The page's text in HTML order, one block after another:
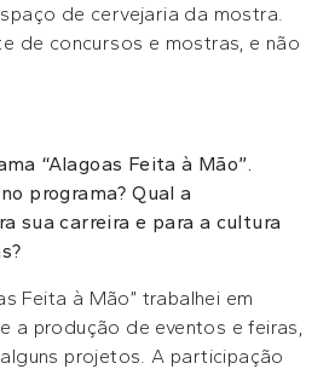
de cervejaria da mostra.
de concursos e mostras, e não
“Alagoas Feita à Mão”.
programa? Qual a
sua carreira e para a cultura
Feita à Mão” trabalhei em
a produção de eventos e feiras,
projetos. A participação